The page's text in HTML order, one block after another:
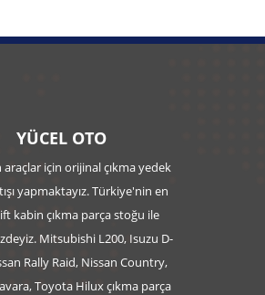
YÜCEL OTO
için orijinal çıkma yedek
yapmaktayız. Türkiye'nin en
kabin çıkma parça stoğu ile
Mitsubishi L200, Isuzu D-
Rally Raid, Nissan Country,
Toyota Hilux çıkma parça